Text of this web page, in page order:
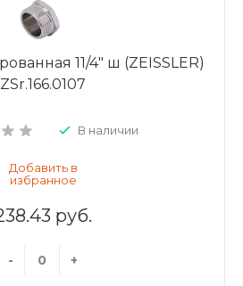
11/4" ш (ZEISSLER)
ZSr.166.0107
В наличии
руб.
- +